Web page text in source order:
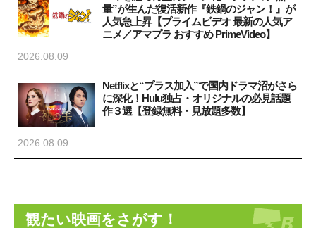
量”が生んだ復活新作『鉄鍋のジャン！』が
人気急上昇【プライムビデオ 最新の人気ア
ニメ／アマプラ おすすめ PrimeVideo】
2026.08.09
Netflixと“プラス加入”で国内ドラマ沼がさら
に深化！Hulu独占・オリジナルの必見話題
作３選【登録無料・見放題多数】
2026.08.09
観たい映画をさがす！